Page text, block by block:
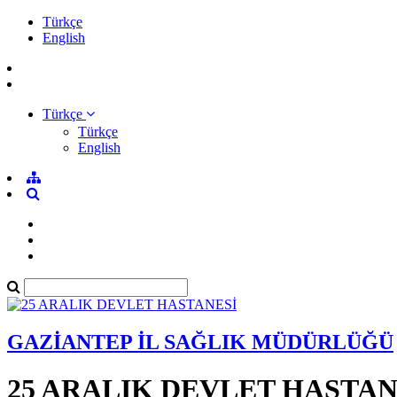
Türkçe
English
Türkçe
Türkçe
English
GAZİANTEP İL SAĞLIK MÜDÜRLÜĞÜ
25 ARALIK DEVLET